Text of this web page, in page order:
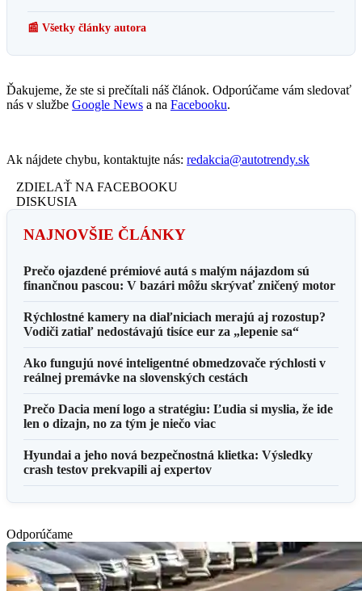
📰 Všetky články autora
Ďakujeme, že ste si prečítali náš článok. Odporúčame vám sledovať
nás v službe Google News a na Facebooku.
Ak nájdete chybu, kontaktujte nás: redakcia@autotrendy.sk
ZDIELAŤ NA FACEBOOKU
DISKUSIA
NAJNOVŠIE ČLÁNKY
Prečo ojazdené prémiové autá s malým nájazdom sú
finančnou pascou: V bazári môžu skrývať zničený motor
Rýchlostné kamery na diaľniciach merajú aj rozostup?
Vodiči zatiaľ nedostávajú tisíce eur za „lepenie sa“
Ako fungujú nové inteligentné obmedzovače rýchlosti v
reálnej premávke na slovenských cestách
Prečo Dacia mení logo a stratégiu: Ľudia si myslia, že ide
len o dizajn, no za tým je niečo viac
Hyundai a jeho nová bezpečnostná klietka: Výsledky
crash testov prekvapili aj expertov
Odporúčame